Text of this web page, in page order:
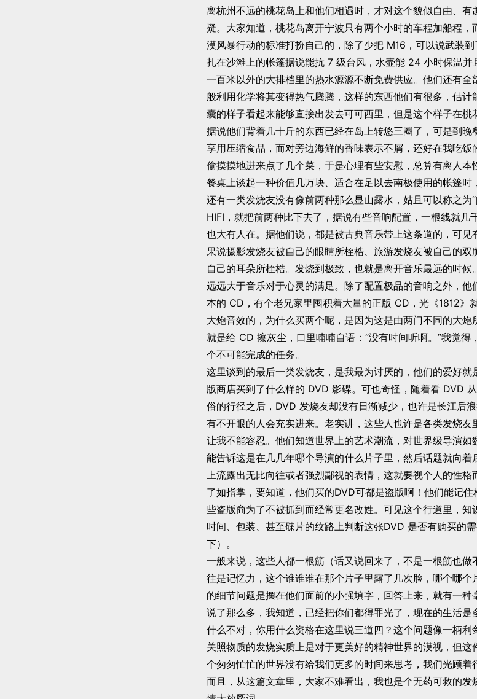
离杭州不远的桃花岛上和他们相遇时，才对这个貌似自由、
疑。大家知道，桃花岛离开宁波只有两个小时的车程加船程
漠风暴行动的标准打扮自己的，除了少把 M16，可以说武装到
扎在沙滩上的帐篷据说能抗 7 级台风，水壶能 24 小时保温
一百米以外的大排档里的热水源源不断免费供应。他们还有
般利用化学将其变得热气腾腾，这样的东西他们有很多，估
囊的样子看起来能够直接出发去可可西里，但是这个样子在桃
据说他们背着几十斤的东西已经在岛上转悠三圈了，可是到
享用压缩食品，而对旁边海鲜的香味表示不屑，还好在我吃
偷摸摸地进来点了几个菜，于是心理有些安慰，总算有离人
餐桌上谈起一种价值几万块、适合在足以去南极使用的帐篷时
还有一类发烧友没有像前两种那么显山露水，姑且可以称之为
HIFI，就把前两种比下去了，据说有些音响配置，一根线就几
也大有人在。据他们说，都是被古典音乐带上这条道的，可
果说摄影发烧友被自己的眼睛所桎梏、旅游发烧友被自己的
自己的耳朵所桎梏。发烧到极致，也就是离开音乐最远的时
远远大于音乐对于心灵的满足。除了配置极品的音响之外，他
本的 CD，有个老兄家里囤积着大量的正版 CD，光《1812》
大炮音效的，为什么买两个呢，是因为这是由两门不同的大
就是给 CD 擦灰尘，口里喃喃自语：“没有时间听啊。”我觉
个不可能完成的任务。
这里谈到的最后一类发烧友，是我最为讨厌的，他们的爱好
版商店买到了什么样的 DVD 影碟。可也奇怪，随着看 DVD
俗的行径之后，DVD 发烧友却没有日渐减少，也许是长江后
有不开眼的人会充实进来。老实讲，这些人也许是各类发烧
让我不能容忍。他们知道世界上的艺术潮流，对世界级导演
能告诉这是在几几年哪个导演的什么片子里，然后话题就向
上流露出无比向往或者强烈鄙视的表情，这就要视个人的性
了如指掌，要知道，他们买的DVD可都是盗版啊！他们能记
些盗版商为了不被抓到而经常更名改姓。可见这个行道里，
时间、包装、甚至碟片的纹路上判断这张DVD 是否有购买的
下）。
一般来说，这些人都一根筋（话又说回来了，不是一根筋也
往是记忆力，这个谁谁谁在那个片子里露了几次脸，哪个哪
的细节问题是摆在他们面前的小强填字，回答上来，就有一种
说了那么多，我知道，已经把你们都得罪光了，现在的生活
什么不对，你用什么资格在这里说三道四？这个问题像一柄
关照物质的发烧实质上是对于更美好的精神世界的漠视，但
个匆匆忙忙的世界没有给我们更多的时间来思考，我们光顾着
而且，从这篇文章里，大家不难看出，我也是个无药可救的